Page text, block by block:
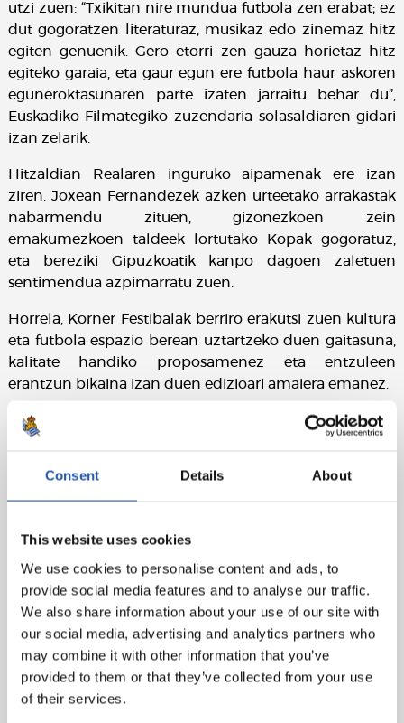
Consent Details About
This website uses cookies
We use cookies to personalise content and ads, to
provide social media features and to analyse our traffic.
We also share information about your use of our site with
our social media, advertising and analytics partners who
may combine it with other information that you’ve
provided to them or that they’ve collected from your use
of their services.
utzi zuen: “Txikitan nire mundua futbola zen erabat; ez
dut gogoratzen literaturaz, musikaz edo zinemaz hitz
egiten genuenik. Gero etorri zen gauza horietaz hitz
egiteko garaia, eta gaur egun ere futbola haur askoren
eguneroktasunaren parte izaten jarraitu behar du”,
Euskadiko Filmategiko zuzendaria solasaldiaren gidari
izan zelarik.
Hitzaldian Realaren inguruko aipamenak ere izan
ziren. Joxean Fernandezek azken urteetako arrakastak
nabarmendu zituen, gizonezkoen zein
emakumezkoen taldeek lortutako Kopak gogoratuz,
eta bereziki Gipuzkoatik kanpo dagoen zaletuen
sentimendua azpimarratu zuen.
Horrela, Korner Festibalak berriro erakutsi zuen kultura
eta futbola espazio berean uztartzeko duen gaitasuna,
kalitate handiko proposamenez eta entzuleen
erantzun bikaina izan duen edizioari amaiera emanez.